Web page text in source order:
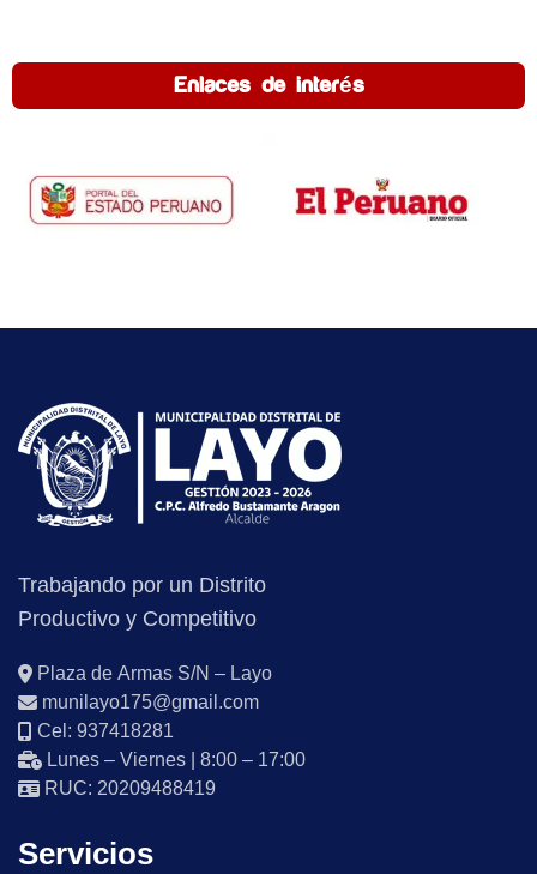
Enlaces de interés
Trabajando por un Distrito
Productivo y Competitivo
Plaza de Armas S/N – Layo
munilayo175@gmail.com
Cel: 937418281
Lunes – Viernes | 8:00 – 17:00
RUC: 20209488419
Servicios